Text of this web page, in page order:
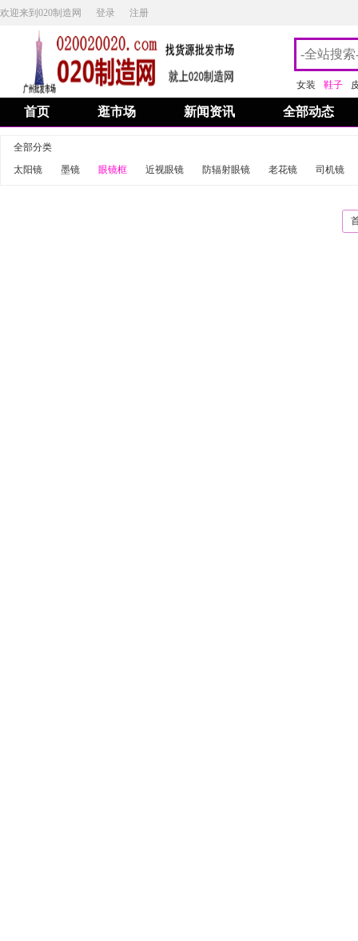
欢迎来到020制造网 登录 注册
女装 鞋子
首页 逛市场 新闻资讯 全部动态
全部分类
太阳镜
墨镜 眼镜框 近视眼镜 防辐射眼镜 老花镜 司机镜